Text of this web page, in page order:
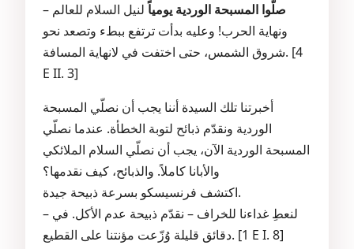
–
صلّوا المسبحة الوردية يومياًلنيل السلام للعالم
ونهاية الحرب! وعليه بدأت ترتفع ببطء وتصعد نحو
شروق الشمس، حتى اختفت في لانهاية المسافة. [4
E II. 3]
أخبرتنا تلك السيدة أننا يجب أن نصلّي المسبحة
الوردية ونقدّم ذبائح لتوبة الخطأة. عندما نصلّي
المسبحة الوردية الآن، يجب أن نصلّي السلام الملائكي
والأبانا كاملاً. والذبائح، كيف نقدمها؟
اكتشف فرنسيسكو بسرعة ذبيحة جيدة.
– لنعطِ غداءنا للخراف – نقدّم ذبيحة عدم الأكل. في
دقائق قليلة وُزّعت مؤنتنا على القطيع. [1 E I. 8]